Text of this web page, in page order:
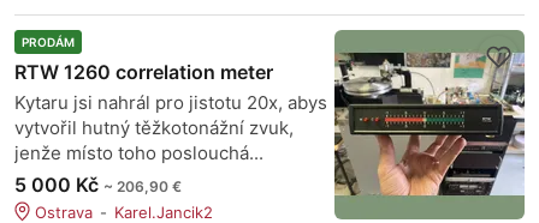
PRODÁM
RTW 1260 correlation meter
Kytaru jsi nahrál pro jistotu 20x, abys
vytvořil hutný těžkotonážní zvuk,
jenže místo toho poslouchá...
5 000 Kč ~ 206,90 €
Ostrava
Karel.Jancik2